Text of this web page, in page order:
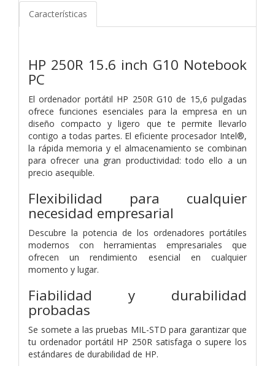
Características
HP 250R 15.6 inch G10 Notebook
PC
El ordenador portátil HP 250R G10 de 15,6 pulgadas
ofrece funciones esenciales para la empresa en un
diseño compacto y ligero que te permite llevarlo
contigo a todas partes. El eficiente procesador Intel®,
la rápida memoria y el almacenamiento se combinan
para ofrecer una gran productividad: todo ello a un
precio asequible.
Flexibilidad para cualquier
necesidad empresarial
Descubre la potencia de los ordenadores portátiles
modernos con herramientas empresariales que
ofrecen un rendimiento esencial en cualquier
momento y lugar.
Fiabilidad y durabilidad
probadas
Se somete a las pruebas MIL-STD para garantizar que
tu ordenador portátil HP 250R satisfaga o supere los
estándares de durabilidad de HP.